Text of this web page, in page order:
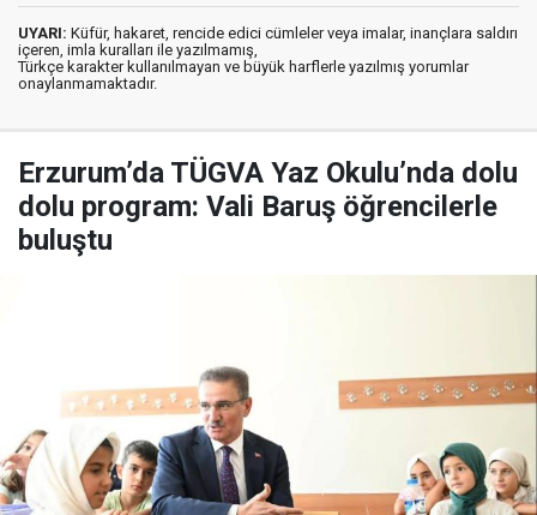
UYARI: Küfür, hakaret, rencide edici cümleler veya imalar, inançlara saldırı
içeren, imla kuralları ile yazılmamış,
Türkçe karakter kullanılmayan ve büyük harflerle yazılmış yorumlar
onaylanmamaktadır.
Erzurum’da TÜGVA Yaz Okulu’nda dolu
dolu program: Vali Baruş öğrencilerle
buluştu